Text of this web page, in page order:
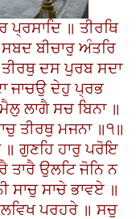
॥ ਤੀਰਥਿ
ਬੀਚਾਰੁ ਅੰਤਰਿ
ਦਸ ਪੁਰਬ ਸਦਾ
ਜਾਚਉ ਦੇਹੁ ਪ੍ਰਭ
ਲਾਗੈ ਸਚ ਬਿਨਾ ॥
ਤੀਰਥੁ ਮਜਨਾ ॥੧॥
ਗੁਣਹਿ ਹਾਰੁ ਪਰੋਇ
ਤਾਰੈ ਉਲਟਿ ਜੋਨਿ ਨ
ਸਾਚੇ ਭਾਵਏ ॥
ਪਰਹਰੇ ॥ ਸਚੁ